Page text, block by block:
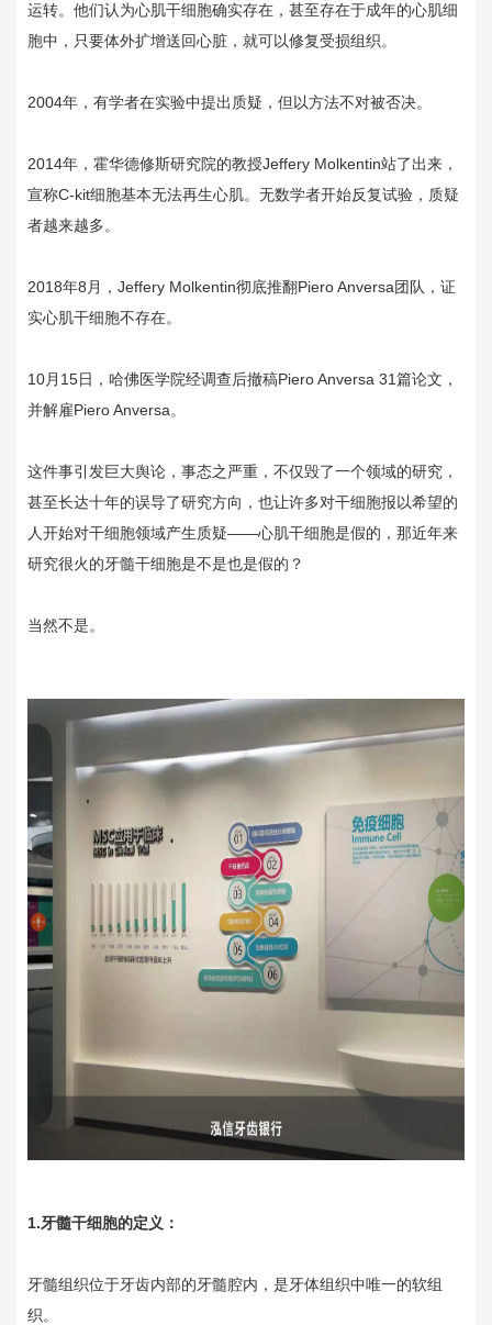
运转。他们认为心肌干细胞确实存在，甚至存在于成年的心肌细
胞中，只要体外扩增送回心脏，就可以修复受损组织。
2004年，有学者在实验中提出质疑，但以方法不对被否决。
2014年，霍华德修斯研究院的教授Jeffery Molkentin站了出来，
宣称C-kit细胞基本无法再生心肌。无数学者开始反复试验，质疑
者越来越多。
2018年8月，Jeffery Molkentin彻底推翻Piero Anversa团队，证
实心肌干细胞不存在。
10月15日，哈佛医学院经调查后撤稿Piero Anversa 31篇论文，
并解雇Piero Anversa。
这件事引发巨大舆论，事态之严重，不仅毁了一个领域的研究，
甚至长达十年的误导了研究方向，也让许多对干细胞报以希望的
人开始对干细胞领域产生质疑——心肌干细胞是假的，那近年来
研究很火的牙髓干细胞是不是也是假的？
当然不是。
1.牙髓干细胞的定义：
牙髓组织位于牙齿内部的牙髓腔内，是牙体组织中唯一的软组
织。